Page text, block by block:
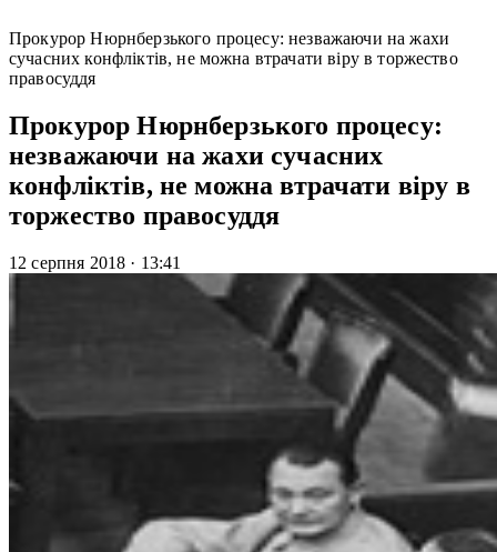
Прокурор Нюрнберзького процесу: незважаючи на жахи
сучасних конфліктів, не можна втрачати віру в торжество
правосуддя
Прокурор Нюрнберзького процесу:
незважаючи на жахи сучасних
конфліктів, не можна втрачати віру в
торжество правосуддя
12 серпня 2018 · 13:41